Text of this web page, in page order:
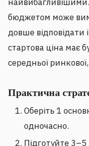
бюджетом може
довше
стартова ціна має
середньої
Практична
Оберіть 1
одночасно.
Підготуйте 3–5